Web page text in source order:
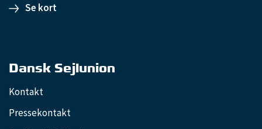
Se kort
Dansk Sejlunion
Kontakt
Pressekontakt